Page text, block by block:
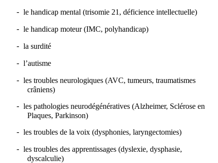
- le handicap mental (trisomie 21, déficience intellectuelle)
- le handicap moteur(IMC, polyhandicap)
- la surdité
- l’autisme
- les troubles neurologiques (AVC, tumeurs, traumatismes
crâniens)
- les pathologies neurodégénératives (Alzheimer, Sclérose en
Plaques, Parkinson)
- les troubles de la voix (dysphonies, laryngectomies)
- les troubles des apprentissages (dyslexie, dysphasie,
dyscalculie)